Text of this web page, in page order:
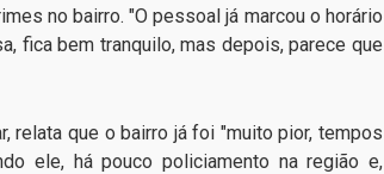
no bairro. "O pessoal já marcou o horário
fica bem tranquilo, mas depois, parece que
relata que o bairro já foi "muito pior, tempos
ele, há pouco policiamento na região e,